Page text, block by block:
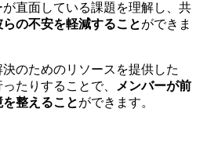
直面している課題を理解し、共
らの不安を軽減することができま
のためのリソースを提供した
たりすることで、
メンバーが前
整えることができます。